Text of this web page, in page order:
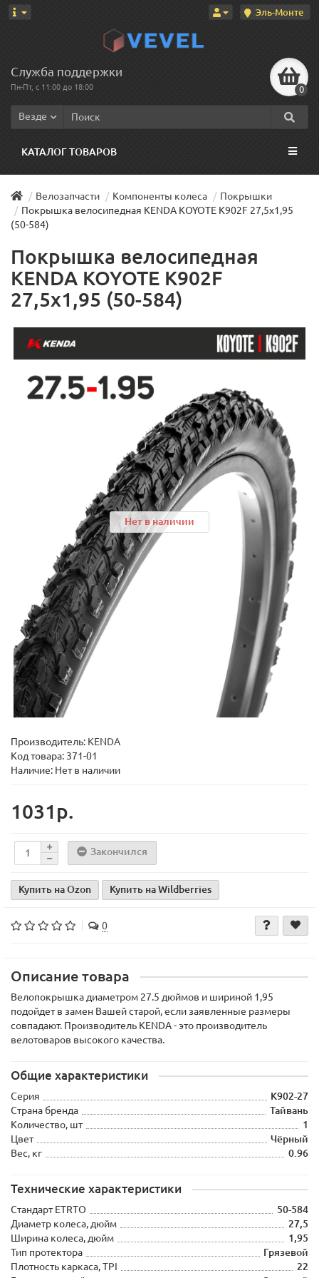
Эль-Монте
Служба поддержки
Пн-Пт, с 11:00 до 18:00 0
Везде
КАТАЛОГ ТОВАРОВ
Велозапчасти Компоненты колеса
Покрышки
Покрышка велосипедная KENDA KOYOTE K902F 27,5x1,95
(50-584)
Покрышка велосипедная
KENDA KOYOTE K902F
27,5x1,95 (50-584)
Нет в наличии
Производитель: KENDA
Код товара: 371-01
Наличие: Нет в наличии
1031р.
Закончился
Купить на Ozon Купить на Wildberries
0
Описание товара
Велопокрышка диаметром 27.5 дюймов и шириной 1,95
подойдет в замен Вашей старой, если заявленные размеры
совпадают. Производитель KENDA - это производитель
велотоваров высокого качества.
Общие характеристики
Серия
K902-27
Страна бренда
Тайвань
Количество, шт
1
Цвет
Чёрный
Вес, кг
0.96
Технические характеристики
Стандарт ETRTO
50-584
Диаметр колеса, дюйм
27,5
Ширина колеса, дюйм
1,95
Тип протектора
Грязевой
Плотность каркаса, TPI
22